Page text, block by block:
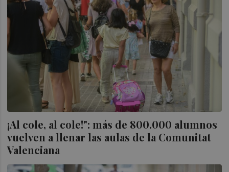
¡Al cole, al cole!": más de 800.000 alumnos
vuelven a llenar las aulas de la Comunitat
Valenciana